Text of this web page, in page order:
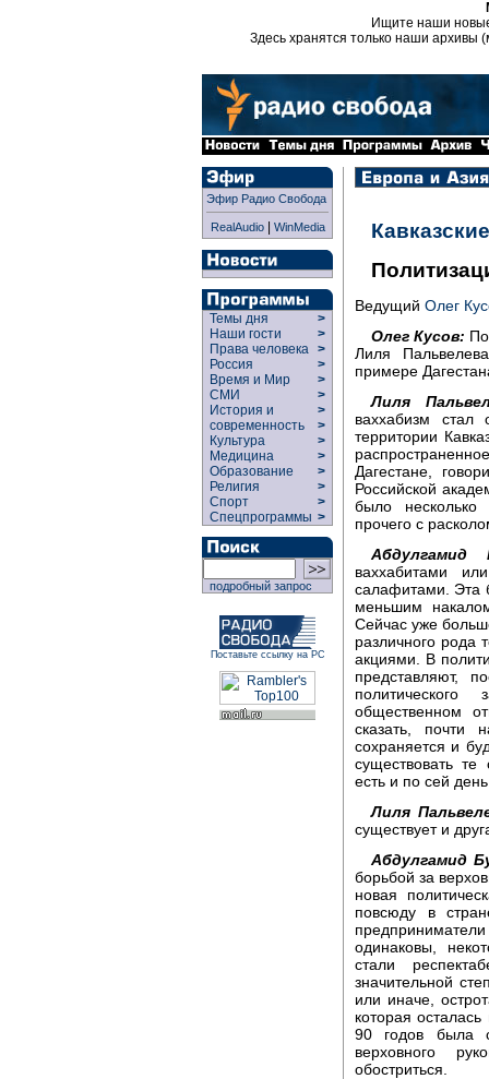
Ищите наши
Здесь хранятся только наши архивы
Эфир Радио Свобода
RealAudio| WinMedia
Темы дня
>
Наши гости
>
Права человека >
Россия
>
Время и Мир
>
СМИ
>
История и
современность
>
>
Культура
>
Медицина
>
Образование
>
Религия
>
Спорт
>
Спецпрограммы >
подробный запрос
Поставьте ссылку на РС
Ведущий Олег
Олег Кусов:
Лиля
примере
Лиля
ваххабизм стал
территории
Дагестане,
Российской
было несколько
прочего с
Абдулгамид
ваххабитами
салафитами. Эта
меньшим
Сейчас уже
различного рода
акциями. В
представляют,
общественном
сказать, почти
сохраняется и
существовать
есть и по сей
Лиля
существует и
Абдулгамид
борьбой за
новая
повсюду в
одинаковы,
стали
значительной
или иначе,
которая
90 годов была
верховного
обостриться.